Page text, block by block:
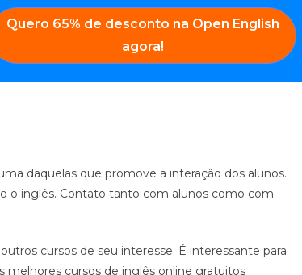
Quero 65% de desconto na Open English
agora!
daquelas que promove a interação dos alunos.
o inglês. Contato tanto com alunos como com
cursos de seu interesse. É interessante para
melhores cursos de inglês online gratuitos